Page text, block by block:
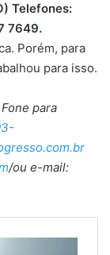
Telefones:
7649.
Porém, para
para isso.
para
/ou e-mail: